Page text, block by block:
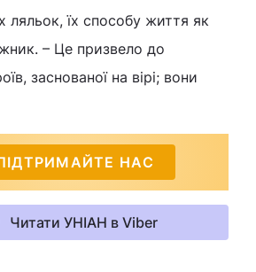
їх способу життя як
– Це призвело до
заснованої на вірі; вони
НАС
Читати УНІАН в Viber